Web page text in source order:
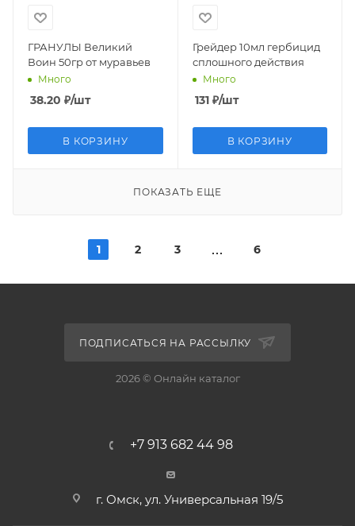
ГРАНУЛЫ Великий
Воин 50гр от муравьев
Много
38.20 ₽/шт
В КОРЗИНУ
Грейдер 10мл гербицид
сплошного действия
Много
131₽/шт
В КОРЗИНУ
ПОКАЗАТЬ ЕЩЕ
1 2 3 6
ПОДПИСАТЬСЯ НА РАССЫЛКУ
2026 © Онлайн каталог
+7 913 682 44 98
г. Омск, ул. Универсальная 19/5